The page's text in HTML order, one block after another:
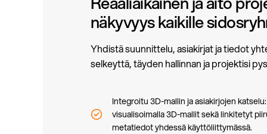
näkyvyys kaikille
Yhdistä suunnittelu, asiakirjat ja tiedot
selkeyttä, täyden hallinnan ja projektisi
Integroitu 3D-mallin ja asiakirjojen
visualisoimalla 3D-mallit sekä linkitetyt
metatiedot yhdessä käyttöliittymässä.